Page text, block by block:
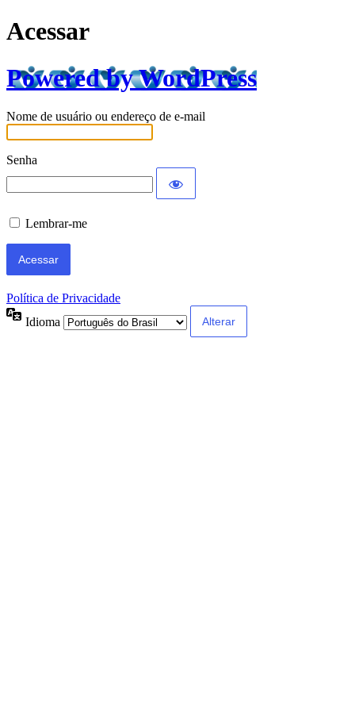
Acessar
Powered by WordPress
Nome de usuário ou endereço de e-mail
Senha
Lembrar-me
Política de Privacidade
Idioma